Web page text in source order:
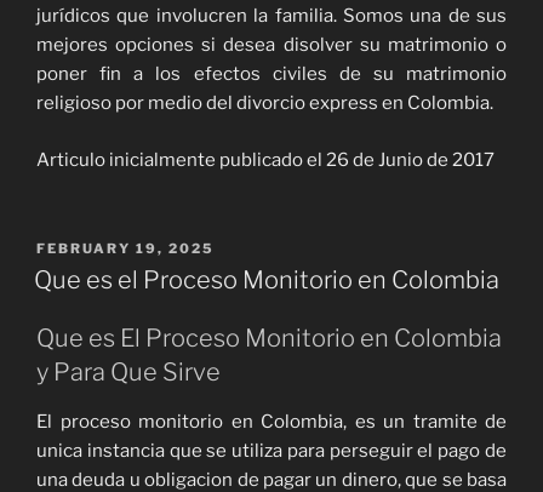
jurídicos que involucren la familia. Somos una de sus
mejores opciones si desea disolver su matrimonio o
poner fin a los efectos civiles de su matrimonio
religioso por medio del divorcio express en Colombia.
Articulo inicialmente publicado el 26 de Junio de 2017
POSTED
ON
FEBRUARY 19, 2025
Que es el Proceso Monitorio en Colombia
Que es El Proceso Monitorio en Colombia
y Para Que Sirve
El proceso monitorio en Colombia, es un tramite de
unica instancia que se utiliza para perseguir el pago de
una deuda u obligacion de pagar un dinero, que se basa